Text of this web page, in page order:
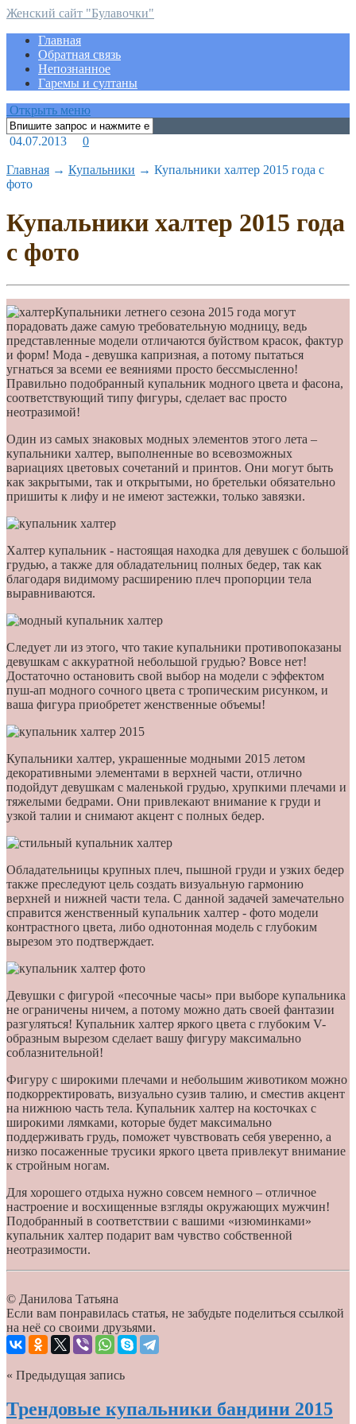
Женский сайт "Булавочки"
Главная
Обратная связь
Непознанное
Гаремы и султаны
Открыть меню
04.07.2013 0
Главная → Купальники → Купальники халтер 2015 года с
фото
Купальники халтер 2015 года
с фото
Купальники летнего сезона 2015 года могут
порадовать даже самую требовательную модницу, ведь
представленные модели отличаются буйством красок, фактур
и форм! Мода - девушка капризная, а потому пытаться
угнаться за всеми ее веяниями просто бессмысленно!
Правильно подобранный купальник модного цвета и фасона,
соответствующий типу фигуры, сделает вас просто
неотразимой!
Один из самых знаковых модных элементов этого лета –
купальники халтер, выполненные во всевозможных
вариациях цветовых сочетаний и принтов. Они могут быть
как закрытыми, так и открытыми, но бретельки обязательно
пришиты к лифу и не имеют застежки, только завязки.
Халтер купальник - настоящая находка для девушек с большой
грудью, а также для обладательниц полных бедер, так как
благодаря видимому расширению плеч пропорции тела
выравниваются.
Следует ли из этого, что такие купальники противопоказаны
девушкам с аккуратной небольшой грудью? Вовсе нет!
Достаточно остановить свой выбор на модели с эффектом
пуш-ап модного сочного цвета с тропическим рисунком, и
ваша фигура приобретет женственные объемы!
Купальники халтер, украшенные модными 2015 летом
декоративными элементами в верхней части, отлично
подойдут девушкам с маленькой грудью, хрупкими плечами и
тяжелыми бедрами. Они привлекают внимание к груди и
узкой талии и снимают акцент с полных бедер.
Обладательницы крупных плеч, пышной груди и узких бедер
также преследуют цель создать визуальную гармонию
верхней и нижней части тела. С данной задачей замечательно
справится женственный купальник халтер - фото модели
контрастного цвета, либо однотонная модель с глубоким
вырезом это подтверждает.
Девушки с фигурой «песочные часы» при выборе купальника
не ограничены ничем, а потому можно дать своей фантазии
разгуляться! Купальник халтер яркого цвета с глубоким V-
образным вырезом сделает вашу фигуру максимально
соблазнительной!
Фигуру с широкими плечами и небольшим животиком можно
подкорректировать, визуально сузив талию, и сместив акцент
на нижнюю часть тела. Купальник халтер на косточках с
широкими лямками, которые будет максимально
поддерживать грудь, поможет чувствовать себя уверенно, а
низко посаженные трусики яркого цвета привлекут внимание
к стройным ногам.
Для хорошего отдыха нужно совсем немного – отличное
настроение и восхищенные взгляды окружающих мужчин!
Подобранный в соответствии с вашими «изюминками»
купальник халтер подарит вам чувство собственной
неотразимости.
© Данилова Татьяна
Если вам понравилась статья, не забудьте поделиться ссылкой
на неё со своими друзьями.
« Предыдущая запись
Трендовые купальники бандини 2015